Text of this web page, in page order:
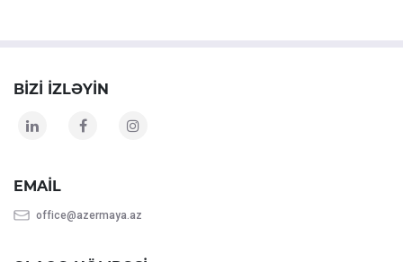
BIZI IZLƏYIN
EMAIL
office@azermaya.az